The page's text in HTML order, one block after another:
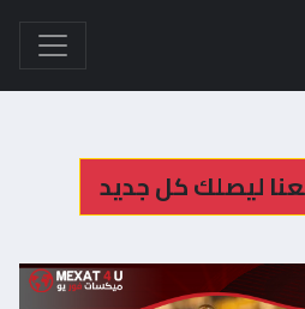
ليصلك كل جديد